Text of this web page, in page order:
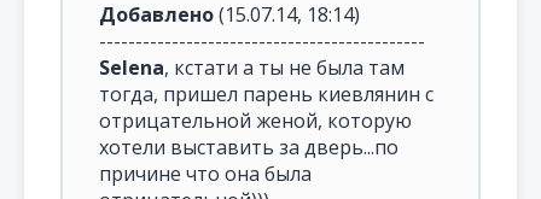
Добавлено(15.07.14, 18:14)
---------------------------------------------
Selena, кстати а ты не была там
тогда, пришел парень киевлянин с
отрицательной женой, которую
хотели выставить за дверь...по
причине что она была